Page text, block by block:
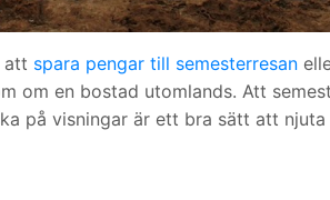
att spara pengar till semesterresan
om en bostad utomlands. Att
på visningar är ett bra sätt att